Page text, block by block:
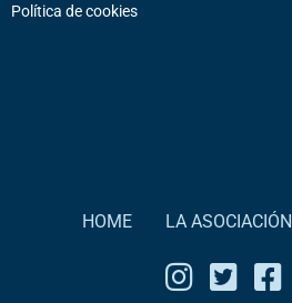
Política de cookies
HOME LA ASOCIACIÓN